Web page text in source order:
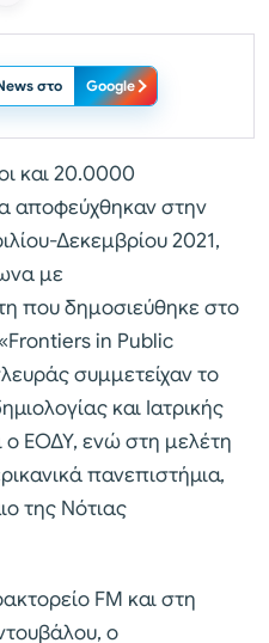
στο Google
και 20.0000
αποφεύχθηκαν στην
Δεκεμβρίου 2021,
με
που δημοσιεύθηκε στο
in Public
συμμετείχαν το
και Ιατρικής
ο ΕΟΔΥ, ενώ στη μελέτη
πανεπιστήμια,
της Νότιας
FM και στη
ο